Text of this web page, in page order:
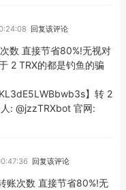
回复该评论
数 直接节省80%!无视对
2 TRX的都是钓鱼的骗
】转 2
: @jzzTRXbot 官网:
回复该评论
账次数 直接节省80%!无